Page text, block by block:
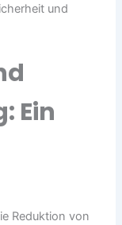
und
Ein
Reduktion von